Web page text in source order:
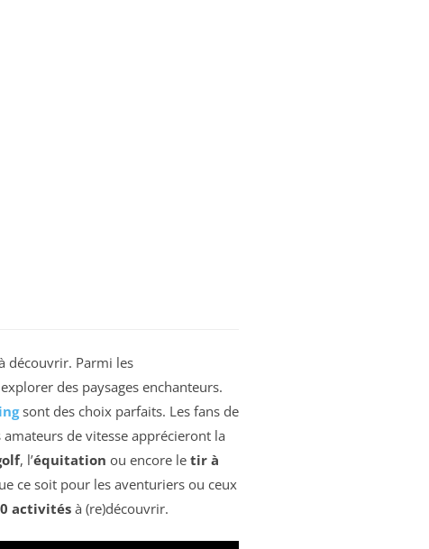
découvrir. Parmi les
des paysages enchanteurs.
sont des choix parfaits. Les fans de
de vitesse apprécieront la
, l’équitation ou encore le tir à
ce soit pour les aventuriers ou ceux
activités à (re)découvrir.